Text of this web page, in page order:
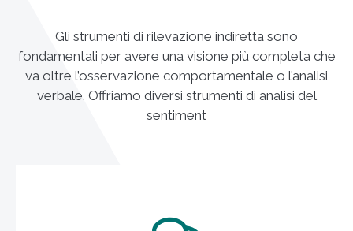
Gli strumenti di rilevazione indiretta sono
fondamentali per avere una visione più completa che
va oltre l’osservazione comportamentale o l’analisi
verbale. Offriamo diversi strumenti di analisi del
sentiment